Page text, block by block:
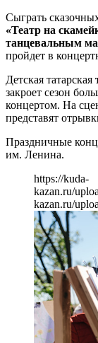
Сыграть
«Театр на
танцевальным
пройдет в
Детская татарская
закроет сезон
концертом. На
представят
Праздничные
им. Ленина.
https://kuda-
kazan.ru/
kazan.ru/